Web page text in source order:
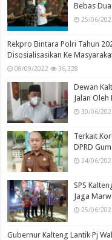
Bebas
25/06/
Rekpro Bintara Polri Tahun
Disosialisasikan Ke
08/09/2022 36,328
Dewan
Jalan Oleh
30/06/
Terkait
DPRD
24/06/
SPS
Jaga
25/06/
Gubernur Kalteng Lantik Pj